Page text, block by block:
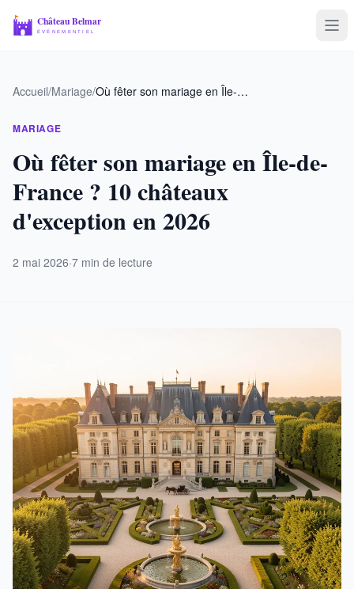
Sport & Loisirs
Accueil/Mariage/ Où fêter son mariage en Île-de-France ? 10 châteaux d'exception en 2026
MARIAGE
Où fêter son mariage en Île-de-
France ? 10 châteaux
d'exception en 2026
2 mai 2026·7 min de lecture